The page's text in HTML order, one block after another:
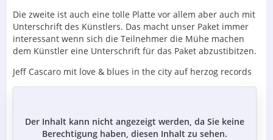
Die zweite ist auch eine tolle Platte vor allem aber auch mit
Unterschrift des Künstlers. Das macht unser Paket immer
interessant wenn sich die Teilnehmer die Mühe machen
dem Künstler eine Unterschrift für das Paket abzustibitzen.
Jeff Cascaro mit love & blues in the city auf herzog records
Der Inhalt kann nicht angezeigt werden, da Sie keine
Berechtigung haben, diesen Inhalt zu sehen.